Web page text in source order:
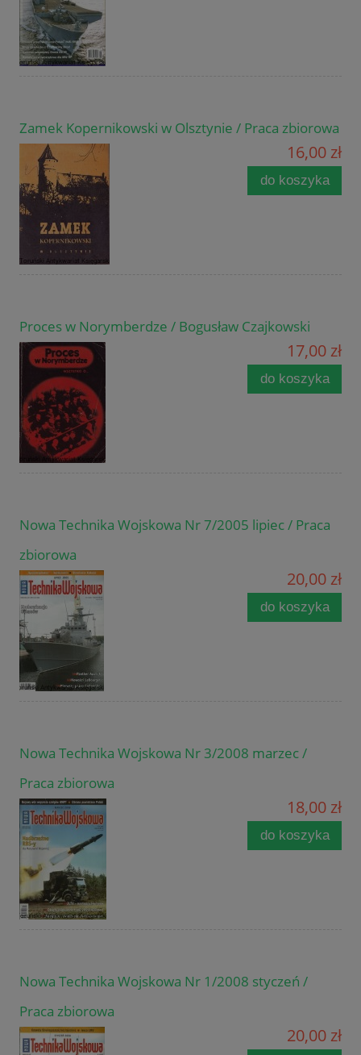
Zamek Kopernikowski w Olsztynie / Praca zbiorowa
16,00 zł
do koszyka
Proces w Norymberdze / Bogusław Czajkowski
17,00 zł
do koszyka
Nowa Technika Wojskowa Nr 7/2005 lipiec / Praca
zbiorowa
20,00 zł
do koszyka
Nowa Technika Wojskowa Nr 3/2008 marzec /
Praca zbiorowa
18,00 zł
do koszyka
Nowa Technika Wojskowa Nr 1/2008 styczeń /
Praca zbiorowa
20,00 zł